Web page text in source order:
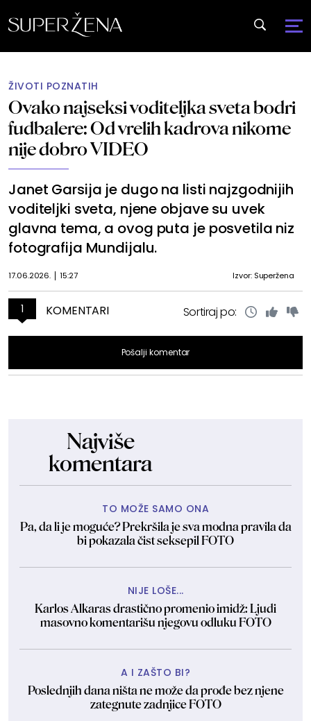
ŽIVOTI POZNATIH
Ovako najseksi voditeljka sveta bodri
fudbalere: Od vrelih kadrova nikome
nije dobro VIDEO
Janet Garsija je dugo na listi najzgodnijih
voditeljki sveta, njene objave su uvek
glavna tema, a ovog puta je posvetila niz
fotografija Mundijalu.
17.06.2026. 15:27 Izvor: Superžena
1 KOMENTARI Sortiraj po:
Pošalji komentar
Najviše
komentara
TO MOŽE SAMO ONA
Pa, da li je moguće? Prekršila je sva modna pravila da
bi pokazala čist seksepil FOTO
NIJE LOŠE...
Karlos Alkaras drastično promenio imidž: Ljudi
masovno komentarišu njegovu odluku FOTO
A I ZAŠTO BI?
Poslednjih dana ništa ne može da prođe bez njene
zategnute zadnjice FOTO